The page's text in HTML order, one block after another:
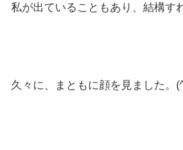
私が出ていることもあり、結構す
久々に、まともに顔を見ました。